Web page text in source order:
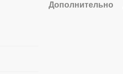
Дополнительно